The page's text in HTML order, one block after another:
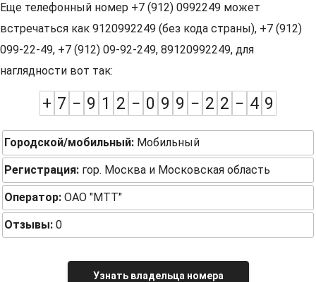
Еще телефонный номер +7 (912) 0992249 может
встречаться как 9120992249 (без кода страны), +7 (912)
099-22-49, +7 (912) 09-92-249, 89120992249, для
наглядности вот так:
+ 7 − 9 1 2 − 0 9 9 − 2 2 − 4 9
Городской/мобильный: Мобильный
Регистрация: гор. Москва и Московская область
Оператор: ОАО "МТТ"
Отзывы: 0
Узнать владельца номера